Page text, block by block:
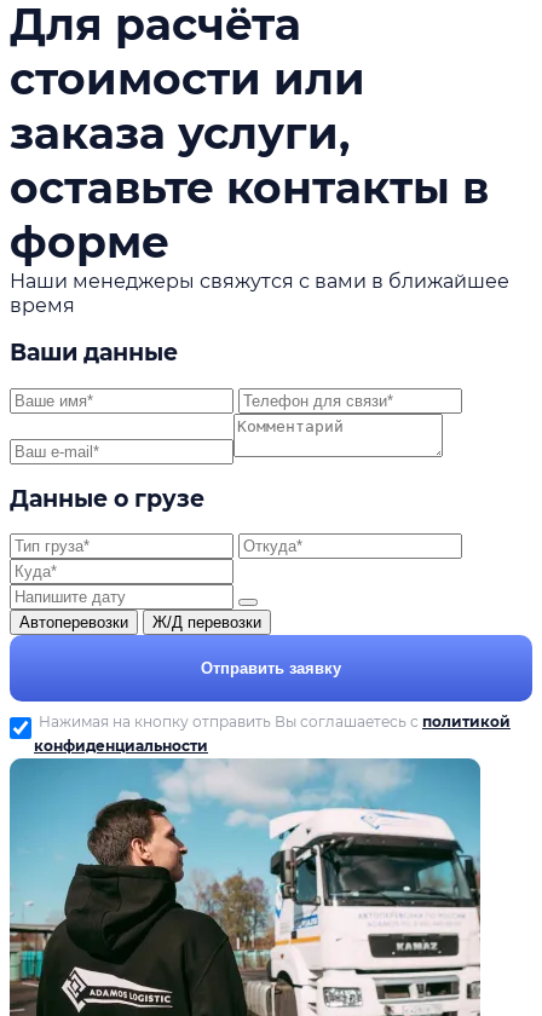
Для расчёта
стоимости или
заказа услуги,
оставьте контакты в
форме
Наши менеджеры свяжутся с вами в ближайшее
время
Ваши данные
Данные о грузе
Автоперевозки Ж/Д перевозки
Отправить заявку
Нажимая на кнопку отправить Вы соглашаетесь с политикой
конфиденциальности